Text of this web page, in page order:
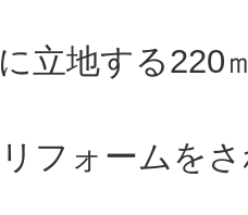
立地する220
フォームを